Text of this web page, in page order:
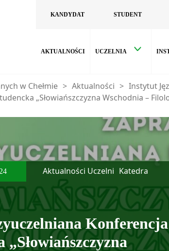
KANDYDAT STUDENT
AKTUALNOŚCI UCZELNIA
w Chełmie > Aktualności > Instytut
„Słowiańszczyzna Wschodnia –
Aktualności Uczelni Katedra
Konferencja
„Słowiańszczyzna